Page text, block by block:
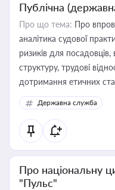
Публічна
Про що тема: Про
аналітика судової
ризиків для посадовців,
структуру, трудові
дотримання етичних
Державна служба
Про національну
"Пульс"